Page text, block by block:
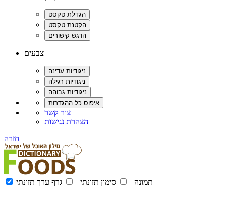
צבעים
צור קשר
הצהרת נגישות
חזרה
תמונה סימון תזונתי גרף ערך תזונתי